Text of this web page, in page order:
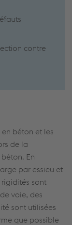
contre
béton et les
de la
En
par essieu et
sont
voie, des
sont utilisées
que possible